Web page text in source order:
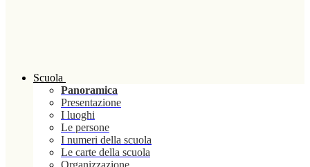
Scuola
Panoramica
Presentazione
I luoghi
Le persone
I numeri della scuola
Le carte della scuola